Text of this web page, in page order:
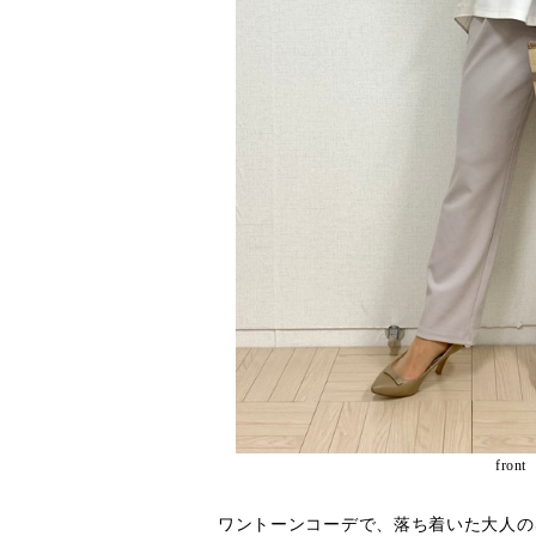
front
ワントーンコーデで、落ち着いた大人